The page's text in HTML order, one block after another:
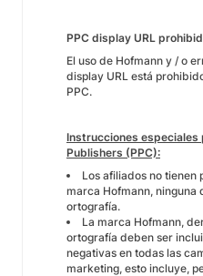
PPC display URL
El uso de Hofmann y / o
display URL está
PPC.
Instrucciones especiales
Publishers (PPC):
Los afiliados no tienen
marca Hofmann, ninguna
ortografía.
La marca Hofmann,
ortografía deben ser
negativas en todas las
marketing, esto incluye,